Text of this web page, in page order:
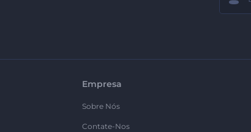
Empresa
Sobre Nós
Contate-Nos